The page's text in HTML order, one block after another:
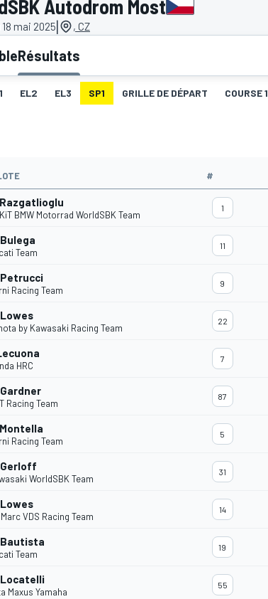
Autodrom Most
mai 2025| , CZ
Résultats
EL2 EL3 SP1 GRILLE DE DÉPART COURSE 1
#
BMW Motorrad WorldSBK Team
1
Team
11
Petrucci
Racing Team
9
by Kawasaki Racing Team
22
HRC
7
Gardner
Racing Team
87
Racing Team
5
Gerloff
WorldSBK Team
31
VDS Racing Team
14
Team
19
Maxus Yamaha
55